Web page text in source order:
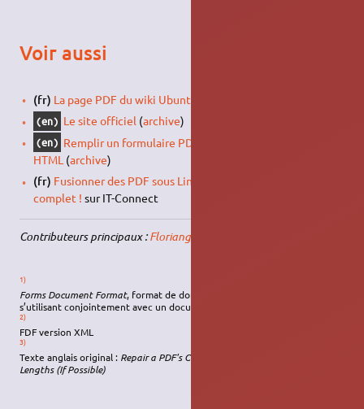
Voir aussi
(fr) La page PDF du wiki Ubuntu-fr
(en) Le site officiel (archive)
(en) Remplir un formulaire PDF en utilisant une interface
HTML (archive)
(fr) Fusionner des PDF sous Linux avec pdftk : Le tutoriel
complet ! sur IT-Connect
Contributeurs principaux :Floriang
1)
Forms Document Format, format de données de formulaire PDF
s’utilisant conjointement avec un document PDF
2)
FDF version XML
3)
Texte anglais original : Repair a PDF's Corrupted XREF Table and Stream
Lengths (If Possible)